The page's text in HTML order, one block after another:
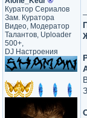
Куратор Сериалов
Зам. Куратора
Видео, Модератор
Талантов, Uploader
500+,
DJ Настроения